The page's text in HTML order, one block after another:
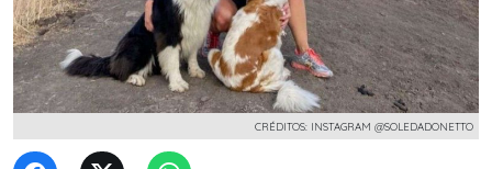
CRÉDITOS: INSTAGRAM @SOLEDADONETTO